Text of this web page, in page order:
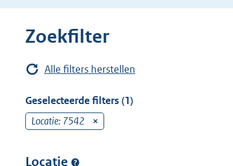
Zoekfilter
Alle filters herstellen
Geselecteerde filters (1)
Locatie: 7542
Locatie